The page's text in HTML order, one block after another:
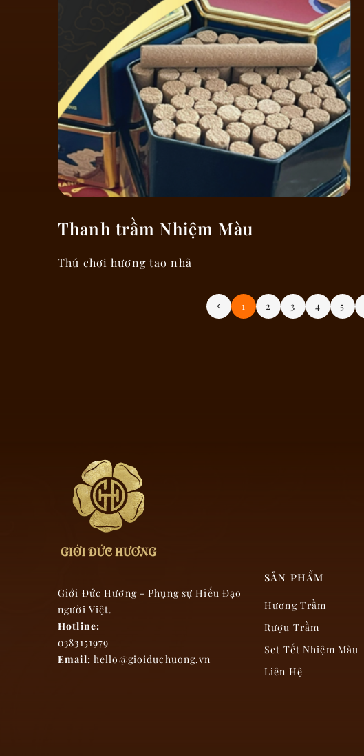
Thanh trầm Nhiệm Màu
Thú chơi hương tao nhã
1 2 3 4 5
Giới Đức Hương - Phụng sự Hiếu Đạo
người Việt.
Hotline:
0383151979
Email: hello@gioiduchuong.vn
SẢN PHẨM
Hương Trầm
Rượu Trầm
Set Tết Nhiệm Màu
Liên Hệ